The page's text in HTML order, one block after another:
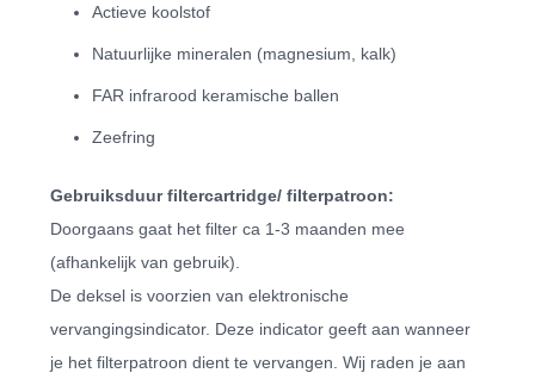
Actieve koolstof
Natuurlijke mineralen (magnesium, kalk)
FAR infrarood keramische ballen
Zeefring
Gebruiksduur filtercartridge/ filterpatroon:
Doorgaans gaat het filter ca 1-3 maanden mee
(afhankelijk van gebruik).
De deksel is voorzien van elektronische
vervangingsindicator. Deze indicator geeft aan wanneer
je het filterpatroon dient te vervangen. Wij raden je aan